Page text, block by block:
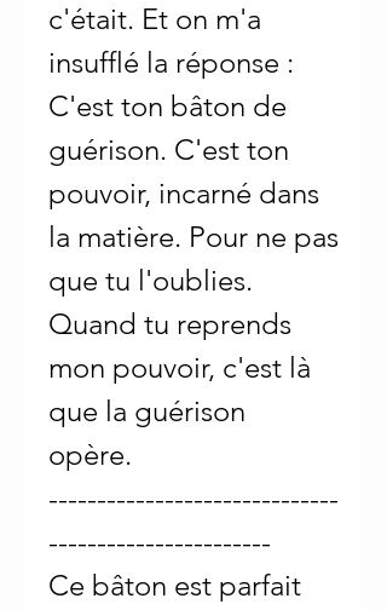
c'était. Et on m'a
insufflé la réponse :
C'est ton bâton de
guérison. C'est ton
pouvoir, incarné dans
la matière. Pour ne pas
que tu l'oublies.
Quand tu reprends
mon pouvoir, c'est là
que la guérison
opère.
------------------------------
-----------------------
Ce bâton est parfait